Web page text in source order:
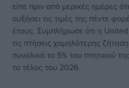
είπε πριν από μερικές ημέρες
αυξήσει τις τιμές της πέντε
έτους. Συμπλήρωσε ότι η
τις πτήσεις χαμηλότερης
συνολικά το 5% του πτητικού
το τέλος του 2026.